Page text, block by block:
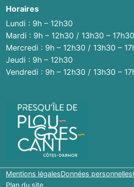
Horaires
Lundi : 9h – 12h30
Mardi : 9h – 12h30 / 13h30 – 17h30
Mercredi : 9h – 12h30 / 13h30 –
Jeudi : 9h – 12h30
Vendredi : 9h – 12h30 / 13h30 –
Mentions légalesDonnées personnelles
Plan du site